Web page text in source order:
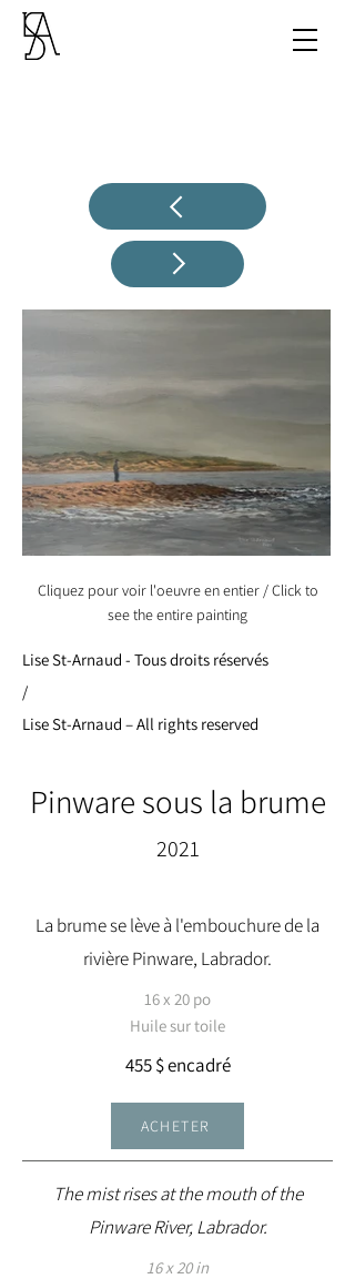
Cliquez pour voir l'oeuvre en entier / Click to
see the entire painting
Lise St-Arnaud - Tous droits réservés
/
Lise St-Arnaud – All rights reserved
Pinware sous la brume
2021
La brume se lève à l'embouchure de la
rivière Pinware, Labrador.
16 x 20 po
Huile sur toile
455 $ encadré
ACHETER
The mist rises at the mouth of the
Pinware River, Labrador.
16 x 20 in